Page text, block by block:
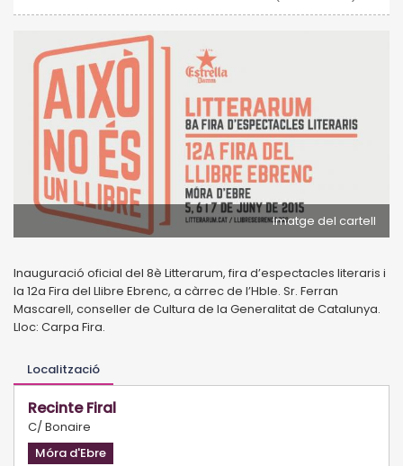
Imatge del cartell
Inauguració oficial del 8è Litterarum, fira d’espectacles literaris i
la 12a Fira del Llibre Ebrenc, a càrrec de l’Hble. Sr. Ferran
Mascarell, conseller de Cultura de la Generalitat de Catalunya.
Lloc: Carpa Fira.
Localització
Recinte Firal
C/ Bonaire
Móra d'Ebre